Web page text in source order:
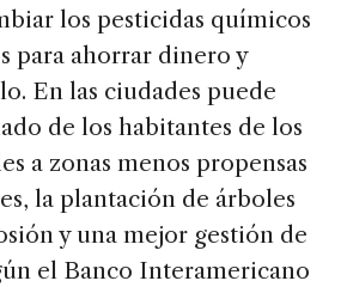
los pesticidas químicos
para ahorrar dinero y
En las ciudades puede
de los habitantes de los
a zonas menos propensas
la plantación de árboles
y una mejor gestión de
el Banco Interamericano